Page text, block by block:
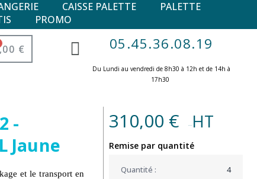
CAISSE PALETTE
PALETTE
PROMO
€ 05.45.36.08.19
Du Lundi au vendredi de 8h30 à 12h et de 14h à
17h30 ​
-
Jaune
et le transport en
310,00 € HT
Remise par quantité
4